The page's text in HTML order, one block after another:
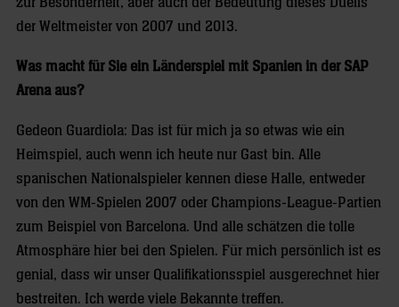
der Weltmeister von 2007 und 2013.
Was macht für Sie ein Länderspiel mit Spanien in der SAP
Arena aus?
Gedeon Guardiola: Das ist für mich ja so etwas wie ein
Heimspiel, auch wenn ich heute nur Gast bin. Alle
spanischen Nationalspieler kennen diese Halle, entweder
von den WM-Spielen 2007 oder Champions-League-Partien
zum Beispiel von Barcelona. Und alle schätzen die tolle
Atmosphäre hier bei den Spielen. Für mich persönlich ist es
genial, dass wir unser Qualifikationsspiel ausgerechnet hier
bestreiten. Ich werde viele Bekannte treffen.